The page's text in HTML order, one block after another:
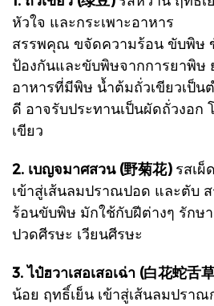
หัวใจ และกระเพาะอาหาร
สรรพคุณ ขจัดความร้อน ขับพิษ
ป้องกันและขับพิษจากการยาพิษ
อาหารที่มีพิษ น้ำต้มถั่วเขียวเป็
ดี อาจรับประทานเป็นผัดถั่วงอก
เขียว
2. เบญจมาศสวน (野菊花)รสเผ็
เข้าสู่เส้นลมปราณปอด และตับ
ร้อนขับพิษ มักใช้กับฝีต่างๆ รักษ
ปวดศีรษะ เวียนศีรษะ
3. ไป๋ฮวาเสอเสอเฉ่า (白花蛇舌
น้อย ฤทธิ์เย็น เข้าสู่เส้นลมปราณ